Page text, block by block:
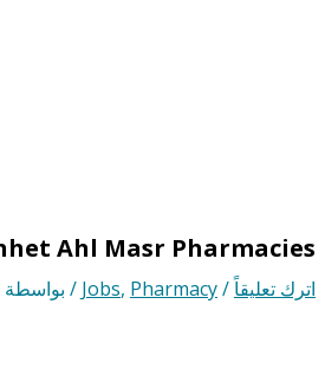
Ahl Masr Pharmacies
اترك تعليقاً/
Jobs, Pharmacy / بواسطة